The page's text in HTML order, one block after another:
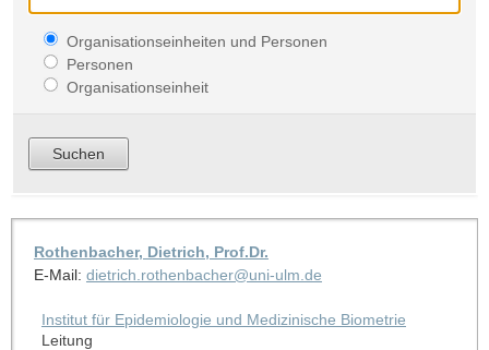
Organisationseinheiten und Personen
Personen
Organisationseinheit
Rothenbacher, Dietrich, Prof.Dr.
E-Mail: dietrich.rothenbacher@uni-ulm.de
Institut für Epidemiologie und Medizinische Biometrie
Leitung